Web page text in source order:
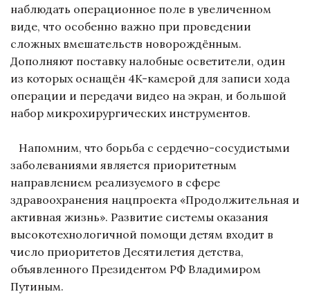
наблюдать операционное поле в увеличенном
виде, что особенно важно при проведении
сложных вмешательств новорождённым.
Дополняют поставку налобные осветители, один
из которых оснащён 4K-камерой для записи хода
операции и передачи видео на экран, и большой
набор микрохирургических инструментов.
Напомним, что борьба с сердечно-сосудистыми
заболеваниями является приоритетным
направлением реализуемого в сфере
здравоохранения нацпроекта «Продолжительная и
активная жизнь». Развитие системы оказания
высокотехнологичной помощи детям входит в
число приоритетов Десятилетия детства,
объявленного Президентом РФ Владимиром
Путиным.